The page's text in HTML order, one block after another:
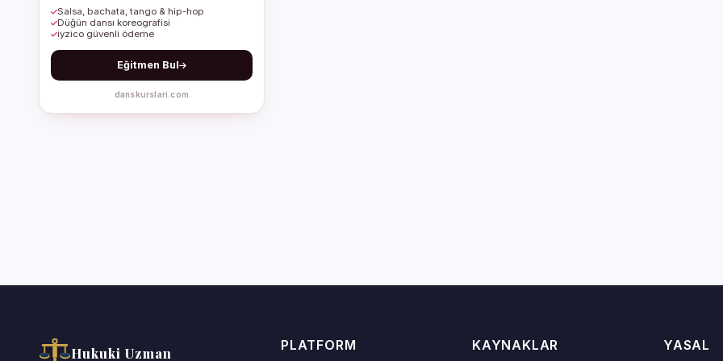
Salsa, bachata, tango & hip-hop
Düğün dansı koreografisi
iyzico güvenli ödeme
Eğitmen Bul
danskurslari.com
Hukuki Uzman PLATFORM KAYNAKLAR YASAL